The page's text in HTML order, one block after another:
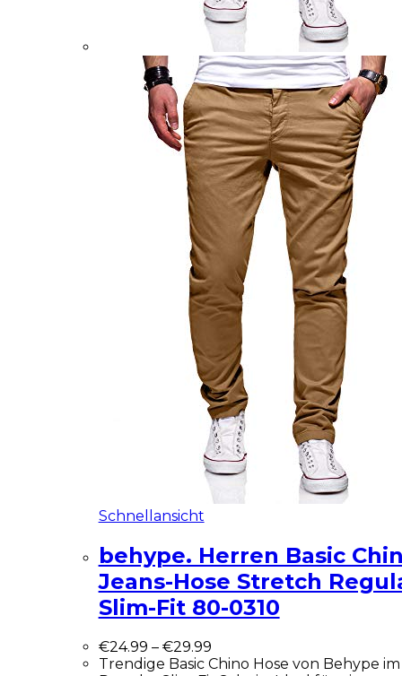
Schnellansicht
behype. Herren Basic
Jeans-Hose Stretch
Slim-Fit 80-0310
€24.99 – €29.99
Trendige Basic Chino Hose von Behype im